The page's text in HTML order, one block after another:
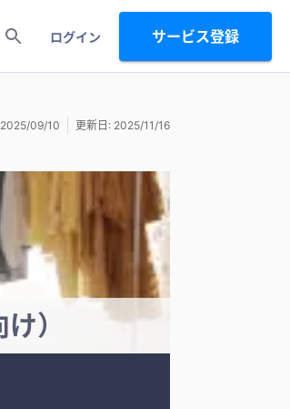
ログイン サービス登録
09/10 更新日: 2025/11/16
）